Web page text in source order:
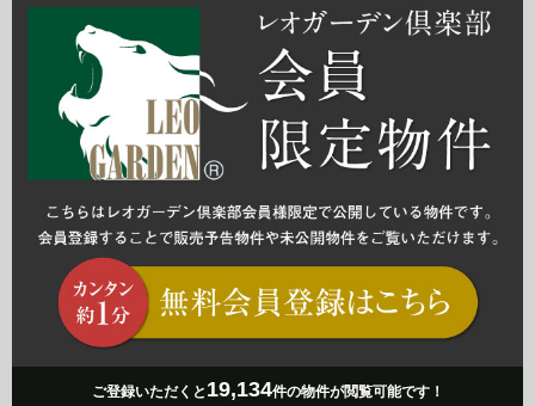
ご登録いただくと 19,134件の物件が閲覧可能です！